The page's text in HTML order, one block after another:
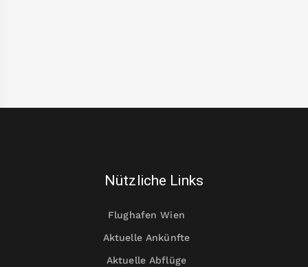
Nützliche Links
Flughafen Wien
Aktuelle Ankünfte
Aktuelle Abflüge